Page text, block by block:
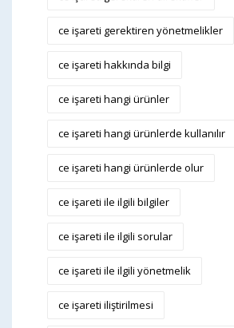
ce işareti gerektiren yönetmelikler
ce işareti hakkında bilgi
ce işareti hangi ürünler
ce işareti hangi ürünlerde kullanılır
ce işareti hangi ürünlerde olur
ce işareti ile ilgili bilgiler
ce işareti ile ilgili sorular
ce işareti ile ilgili yönetmelik
ce işareti iliştirilmesi